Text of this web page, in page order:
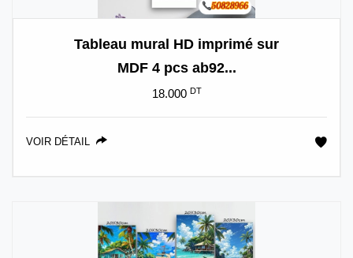
Tableau mural HD imprimé sur
MDF 4 pcs ab92...
18.000 DT
VOIR DÉTAIL